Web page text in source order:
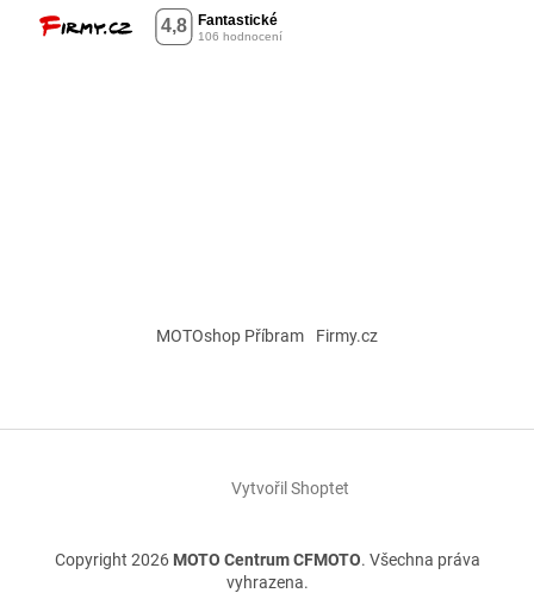
MOTOshop Příbram Firmy.cz
Vytvořil Shoptet
Copyright 2026 MOTO Centrum CFMOTO. Všechna práva
vyhrazena.